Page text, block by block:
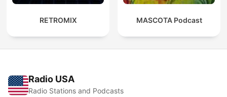
RETROMIX MASCOTA Podcast
Radio USA
Radio Stations and Podcasts